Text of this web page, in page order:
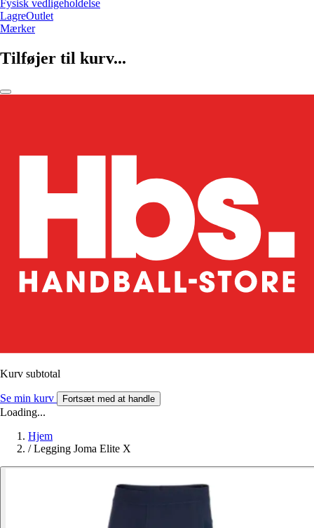
Fysisk vedligeholdelse
LagreOutlet
Mærker
Tilføjer til kurv...
Kurv subtotal
Se min kurv Fortsæt med at handle
Loading...
Hjem
/ Legging Joma Elite X